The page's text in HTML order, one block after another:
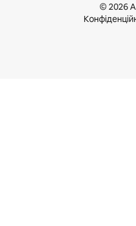
© 2026